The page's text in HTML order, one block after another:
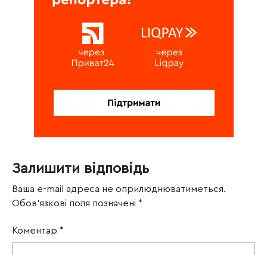
Залишити відповідь
Ваша e-mail адреса не оприлюднюватиметься.
Обов’язкові поля позначені *
Коментар *